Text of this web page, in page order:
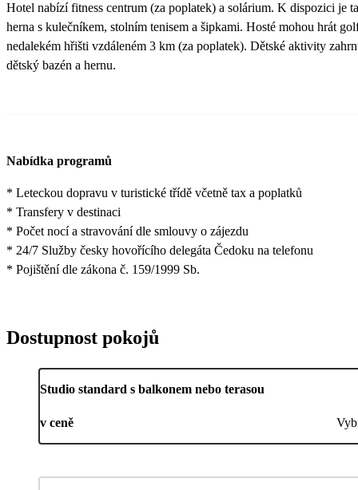
Hotel nabízí fitness centrum (za poplatek) a solárium. K dispozici je
herna s kulečníkem, stolním tenisem a šipkami. Hosté mohou hrát
nedalekém hřišti vzdáleném 3 km (za poplatek). Dětské aktivity
dětský bazén a hernu.
Nabídka programů
* Leteckou dopravu v turistické třídě včetně tax a poplatků
* Transfery v destinaci
* Počet nocí a stravování dle smlouvy o zájezdu
* 24/7 Služby česky hovořícího delegáta Čedoku na telefonu
* Pojištění dle zákona č. 159/1999 Sb.
Dostupnost pokojů
Studio standard s balkonem nebo terasou
v ceně